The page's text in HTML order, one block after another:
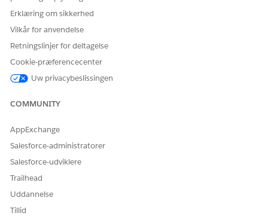
deaktivere et forløb:
SkrivForløbi feltet Find hurtigt i Opsætning, og vælg
derefter
Åbn forløbsskabelonen Synkroniseringsprocessor
Scheduler.
I Flow Builder skal du vælge
Gem og aktiver forløbet.
Giv os besked, så vi kan forbedre os!
Erklæring om sikkerhed
Vilkår for anvendelse
Retningslinjer for deltagelse
Cookie-præferencecenter
Uw privacybeslissingen
COMMUNITY
AppExchange
Salesforce-administratorer
Salesforce-udviklere
Trailhead
Uddannelse
Tillid